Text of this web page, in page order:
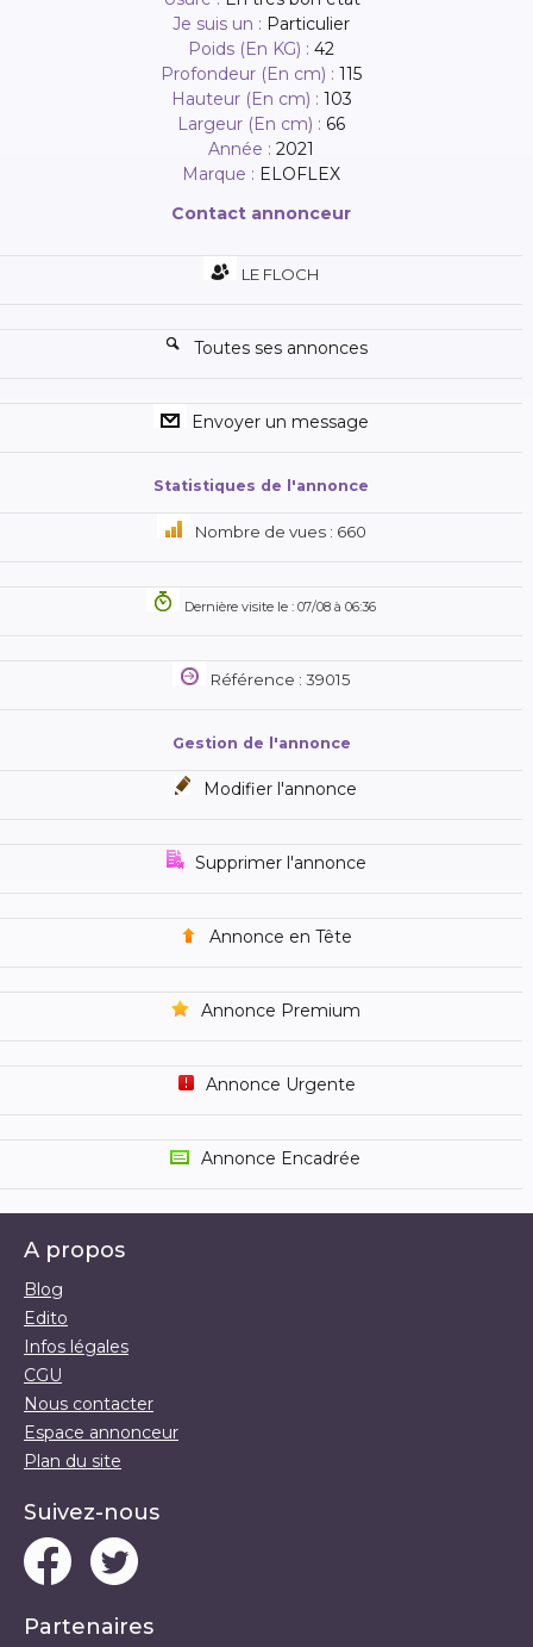
Je suis un : Particulier
Poids (En KG) :42
Profondeur (En cm) :115
Hauteur (En cm) : 103
Largeur (En cm) : 66
Année :2021
Marque : ELOFLEX
Contact annonceur
LE FLOCH
Toutes ses annonces
Envoyer un message
Statistiques de l'annonce
Nombre de vues : 660
Dernière visite le : 07/08 à 06:36
Référence : 39015
Gestion de l'annonce
Modifier l'annonce
Supprimer l'annonce
Annonce en Tête
Annonce Premium
Annonce Urgente
Annonce Encadrée
A propos
Blog
Edito
Infos légales
CGU
Nous contacter
Espace annonceur
Plan du site
Suivez-nous
Partenaires